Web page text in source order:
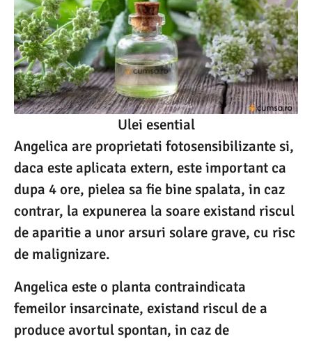
Ulei esential
Angelica are proprietati fotosensibilizante si,
daca este aplicata extern, este important ca
dupa 4 ore, pielea sa fie bine spalata, in caz
contrar, la expunerea la soare existand riscul
de aparitie a unor arsuri solare grave, cu risc
de malignizare.
Angelica este o planta contraindicata
femeilor insarcinate, existand riscul de a
produce avortul spontan, in caz de